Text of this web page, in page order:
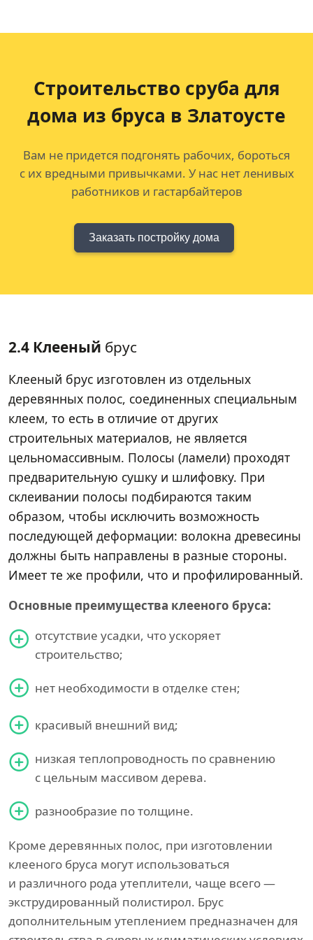
Строительство сруба для
дома из бруса в Златоусте
Вам не придется подгонять рабочих, бороться
с их вредными привычками. У нас нет ленивых
работников и гастарбайтеров
Заказать постройку дома
2.4 Клееный брус
Клееный брус изготовлен из отдельных
деревянных полос, соединенных специальным
клеем, то есть в отличие от других
строительных материалов, не является
цельномассивным. Полосы (ламели) проходят
предварительную сушку и шлифовку. При
склеивании полосы подбираются таким
образом, чтобы исключить возможность
последующей деформации: волокна древесины
должны быть направлены в разные стороны.
Имеет те же профили, что и профилированный.
Основные преимущества клееного бруса:
отсутствие усадки, что ускоряет
строительство;
нет необходимости в отделке стен;
красивый внешний вид;
низкая теплопроводность по сравнению
с цельным массивом дерева.
разнообразие по толщине.
Кроме деревянных полос, при изготовлении
клееного бруса могут использоваться
и различного рода утеплители, чаще всего —
экструдированный полистирол. Брус
дополнительным утеплением предназначен для